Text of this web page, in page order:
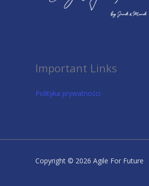
Important Links
Polityka prywatności
Copyright © 2026 Agile For Future